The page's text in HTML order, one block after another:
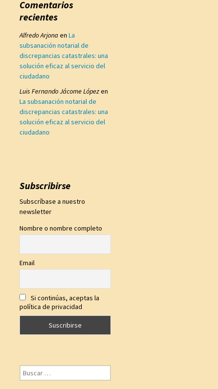
Comentarios
recientes
Alfredo Arjona en La
subsanación notarial de
discrepancias catastrales: una
solución eficaz al servicio del
ciudadano
Luis Fernando Jácome Lópezen
La subsanación notarial de
discrepancias catastrales: una
solución eficaz al servicio del
ciudadano
Subscribirse
Subscríbase a nuestro
newsletter
Nombre o nombre completo
Email
Si continúas, aceptas la
política de privacidad
Buscar: